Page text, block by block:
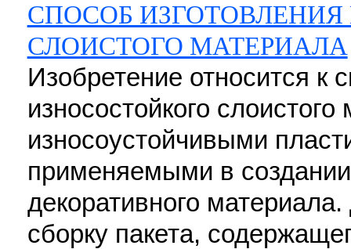
СПОСОБ
СЛОИСТОГО МАТЕРИАЛА
Изобретение относится к
износостойкого
износоустойчивыми
применяемыми в создании
декоративного
сборку пакета,